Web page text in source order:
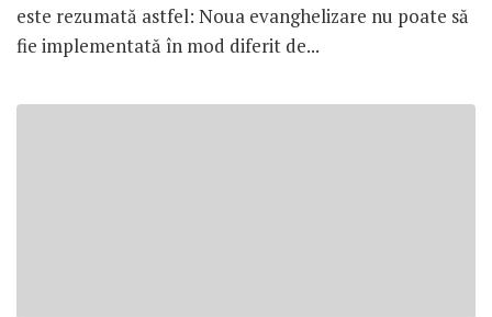
este rezumată astfel: Noua evanghelizare nu poate să
fie implementată în mod diferit de...